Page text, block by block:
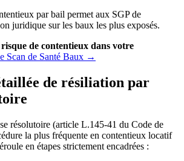
par bail permet aux SGP de
juridique sur les baux les plus exposés.
de contentieux dans votre
Scan de Santé Baux →
de résiliation par
résolutoire (article L.145-41 du Code de
la plus fréquente en contentieux locatif
en étapes strictement encadrées :